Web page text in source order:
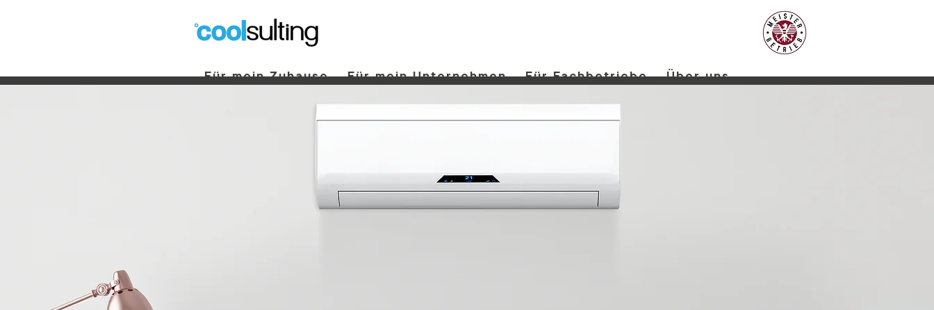
Für mein Zuhause Für mein Unternehmen Für Fachbetriebe Über uns